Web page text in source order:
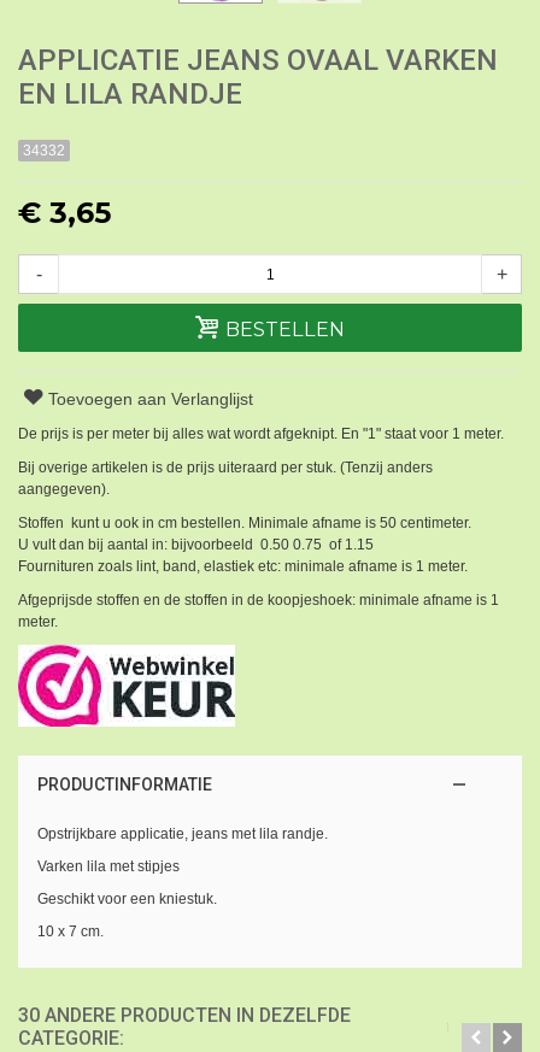
APPLICATIE JEANS OVAAL VARKEN
EN LILA RANDJE
34332
€ 3,65
- +
BESTELLEN
Toevoegen aan Verlanglijst
De prijs is per meter bij alles wat wordt afgeknipt. En "1" staat voor 1 meter.
Bij overige artikelen is de prijs uiteraard per stuk. (Tenzij anders
aangegeven).
Stoffen kunt u ook in cm bestellen. Minimale afname is 50 centimeter.
U vult dan bij aantal in: bijvoorbeeld 0.50 0.75 of 1.15
Fournituren zoals lint, band, elastiek etc: minimale afname is 1 meter.
Afgeprijsde stoffen en de stoffen in de koopjeshoek: minimale afname is 1
meter.
PRODUCTINFORMATIE
Opstrijkbare applicatie, jeans met lila randje.
Varken lila met stipjes
Geschikt voor een kniestuk.
10 x 7 cm.
30 ANDERE PRODUCTEN IN DEZELFDE
CATEGORIE: